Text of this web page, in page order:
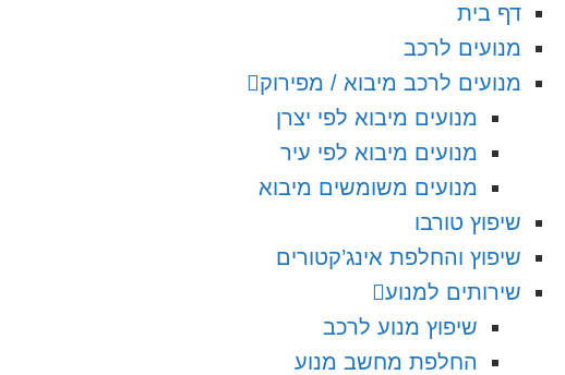
דף בית
מנועים לרכב
מנועים לרכב מיבוא / מפירוק
מנועים מיבוא לפי יצרן
מנועים מיבוא לפי עיר
מנועים משומשים מיבוא
שיפוץ טורבו
שיפוץ והחלפת אינג’קטורים
שירותים למנוע
שיפוץ מנוע לרכב
החלפת מחשב מנוע